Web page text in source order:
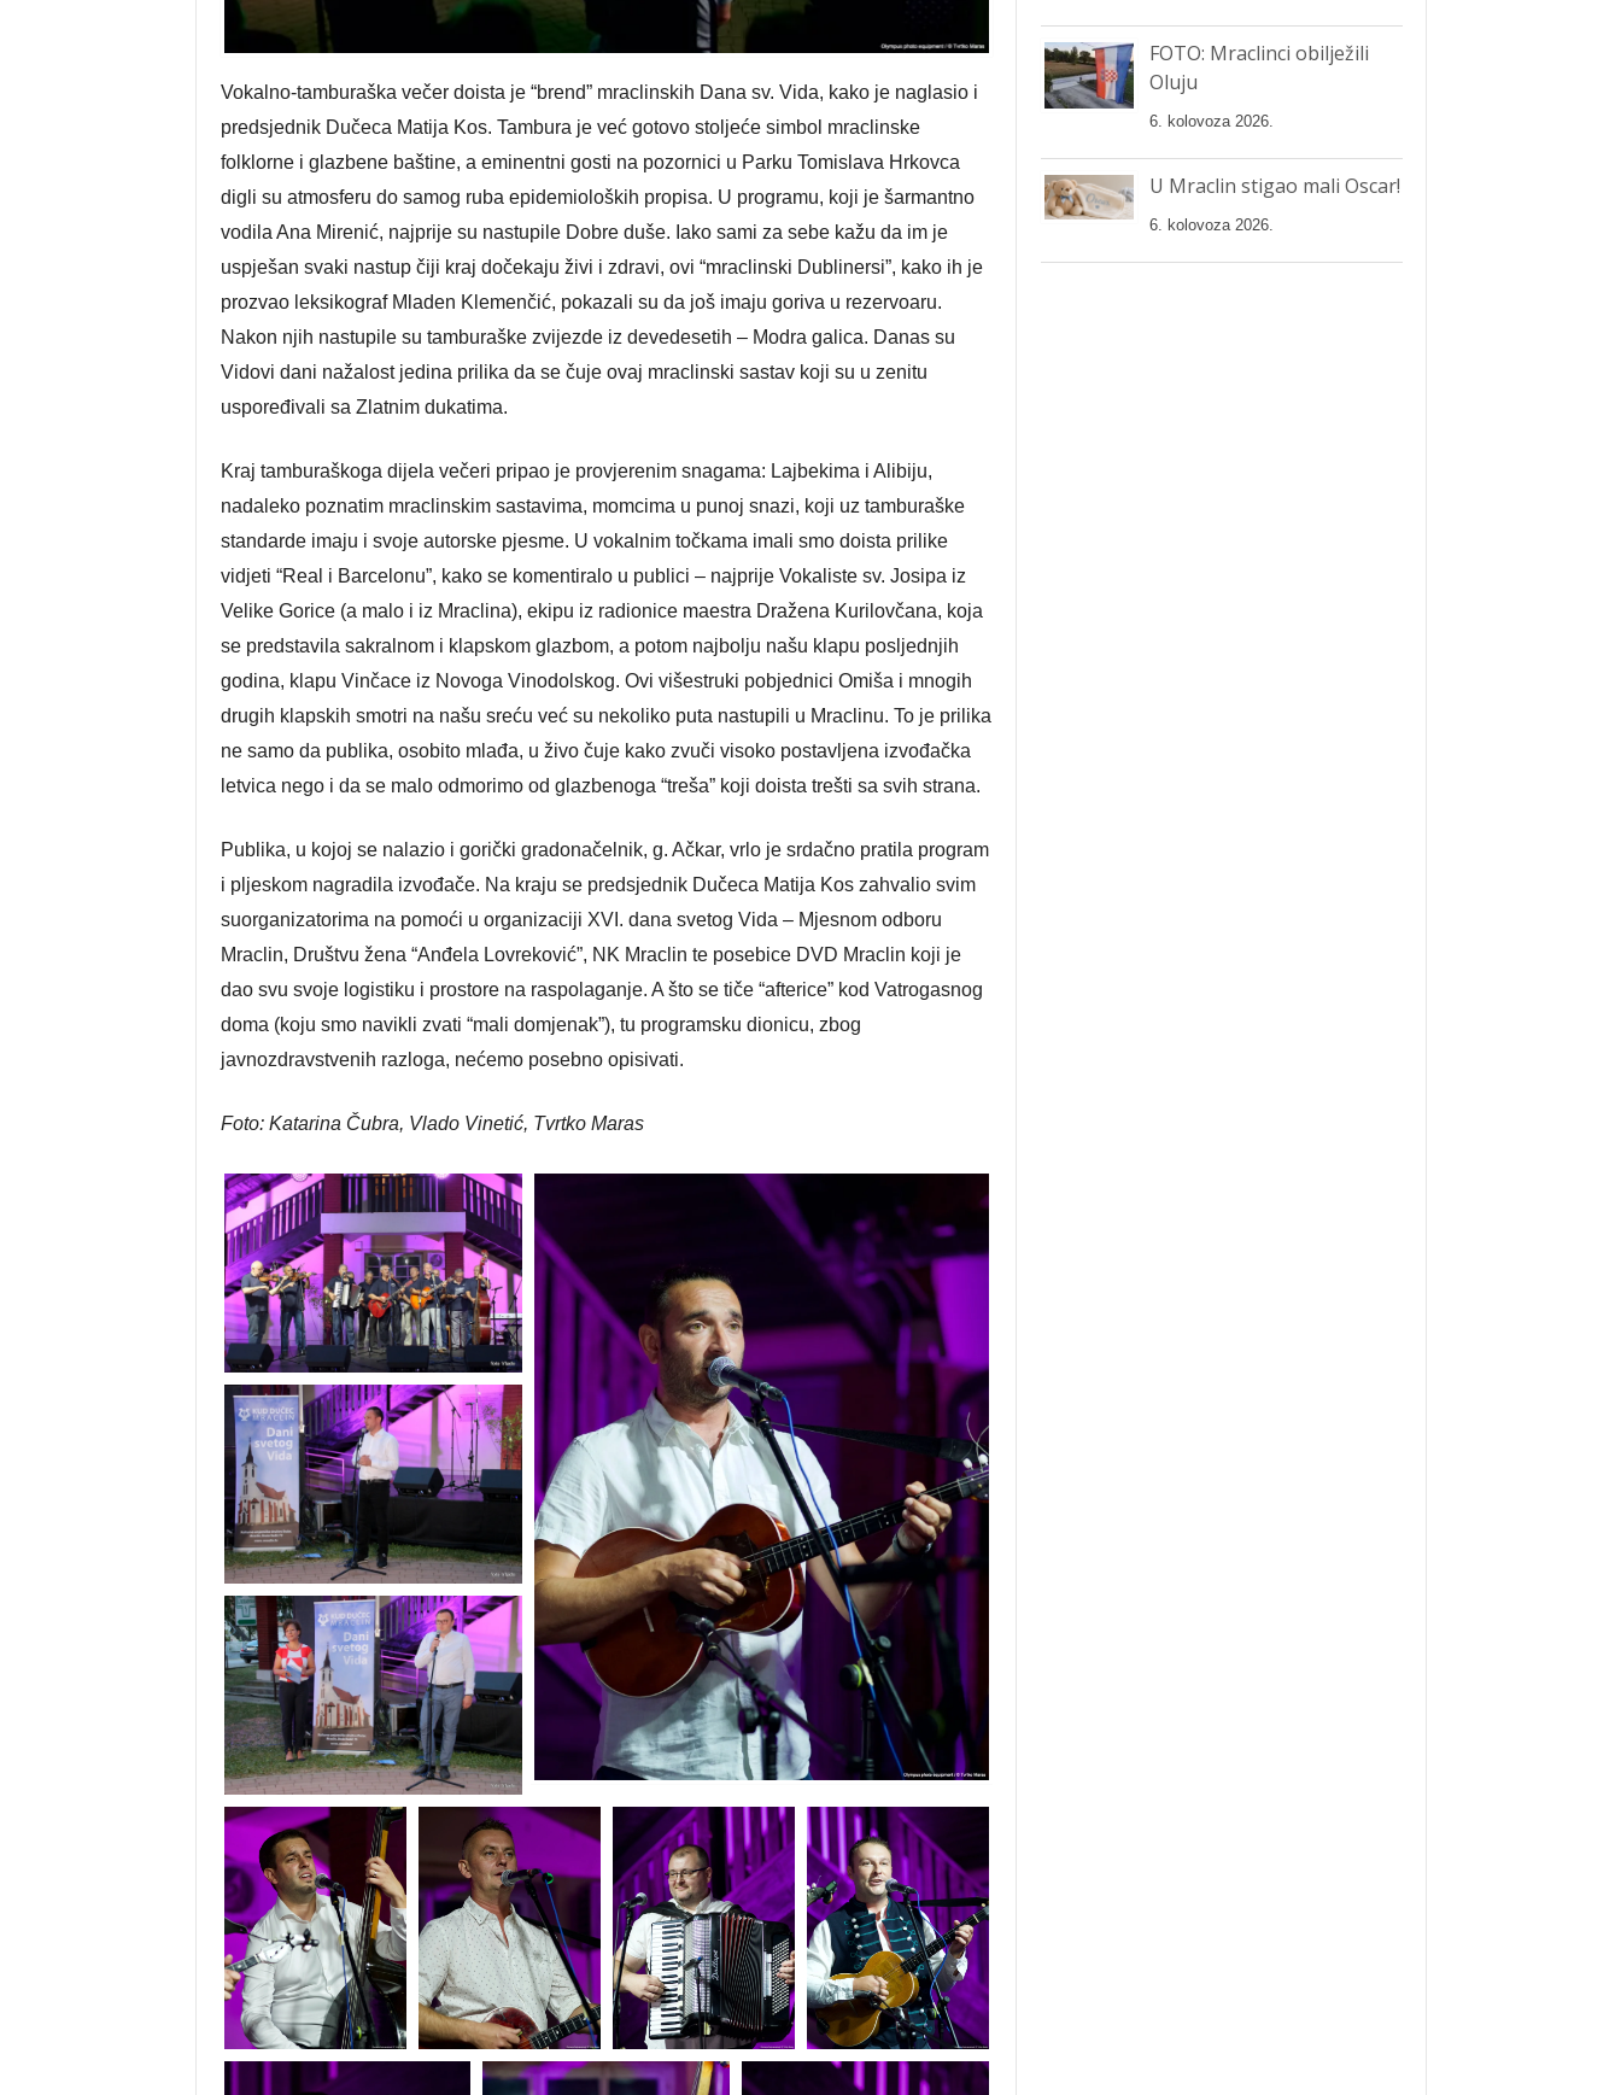
Vokalno-tamburaška večer doista je “brend” mraclinskih Dana sv. Vida, kako je naglasio i
predsjednik Dučeca Matija Kos. Tambura je već gotovo stoljeće simbol mraclinske
folklorne i glazbene baštine, a eminentni gosti na pozornici u Parku Tomislava Hrkovca
digli su atmosferu do samog ruba epidemioloških propisa. U programu, koji je šarmantno
vodila Ana Mirenić, najprije su nastupile Dobre duše. Iako sami za sebe kažu da im je
uspješan svaki nastup čiji kraj dočekaju živi i zdravi, ovi “mraclinski Dublinersi”, kako ih je
prozvao leksikograf Mladen Klemenčić, pokazali su da još imaju goriva u rezervoaru.
Nakon njih nastupile su tamburaške zvijezde iz devedesetih – Modra galica. Danas su
Vidovi dani nažalost jedina prilika da se čuje ovaj mraclinski sastav koji su u zenitu
uspoređivali sa Zlatnim dukatima.
Kraj tamburaškoga dijela večeri pripao je provjerenim snagama: Lajbekima i Alibiju,
nadaleko poznatim mraclinskim sastavima, momcima u punoj snazi, koji uz tamburaške
standarde imaju i svoje autorske pjesme. U vokalnim točkama imali smo doista prilike
vidjeti “Real i Barcelonu”, kako se komentiralo u publici – najprije Vokaliste sv. Josipa iz
Velike Gorice (a malo i iz Mraclina), ekipu iz radionice maestra Dražena Kurilovčana, koja
se predstavila sakralnom i klapskom glazbom, a potom najbolju našu klapu posljednjih
godina, klapu Vinčace iz Novoga Vinodolskog. Ovi višestruki pobjednici Omiša i mnogih
drugih klapskih smotri na našu sreću već su nekoliko puta nastupili u Mraclinu. To je prilika
ne samo da publika, osobito mlađa, u živo čuje kako zvuči visoko postavljena izvođačka
letvica nego i da se malo odmorimo od glazbenoga “treša” koji doista trešti sa svih strana.
Publika, u kojoj se nalazio i gorički gradonačelnik, g. Ačkar, vrlo je srdačno pratila program
i pljeskom nagradila izvođače. Na kraju se predsjednik Dučeca Matija Kos zahvalio svim
suorganizatorima na pomoći u organizaciji XVI. dana svetog Vida – Mjesnom odboru
Mraclin, Društvu žena “Anđela Lovreković”, NK Mraclin te posebice DVD Mraclin koji je
dao svu svoje logistiku i prostore na raspolaganje. A što se tiče “afterice” kod Vatrogasnog
doma (koju smo navikli zvati “mali domjenak”), tu programsku dionicu, zbog
javnozdravstvenih razloga, nećemo posebno opisivati.
Foto: Katarina Čubra, Vlado Vinetić, Tvrtko Maras
FOTO: Mraclinci obilježili
Oluju
6. kolovoza 2026.
U Mraclin stigao mali Oscar!
6. kolovoza 2026.